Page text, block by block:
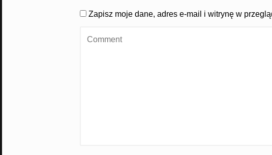
Zapisz moje dane, adres e-mail i witrynę w